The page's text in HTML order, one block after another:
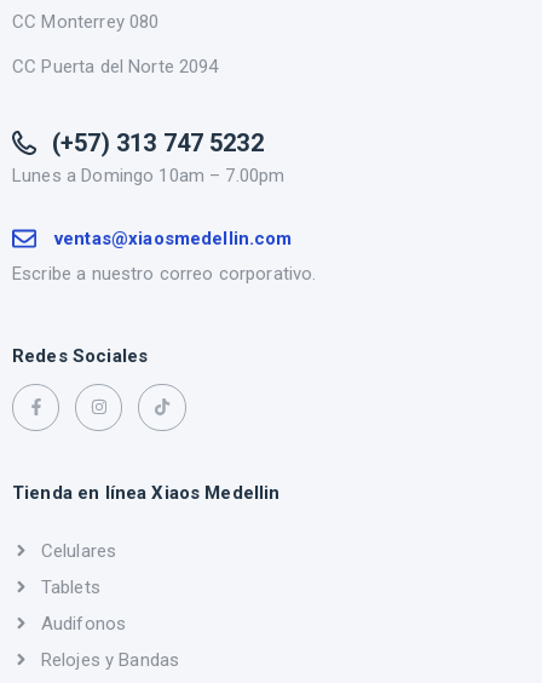
CC Monterrey 080
CC Puerta del Norte 2094
(+57) 313 747 5232
Lunes a Domingo 10am – 7.00pm
ventas@xiaosmedellin.com
Escribe a nuestro correo corporativo.
Redes Sociales
Tienda en línea Xiaos Medellin
Celulares
Tablets
Audifonos
Relojes y Bandas